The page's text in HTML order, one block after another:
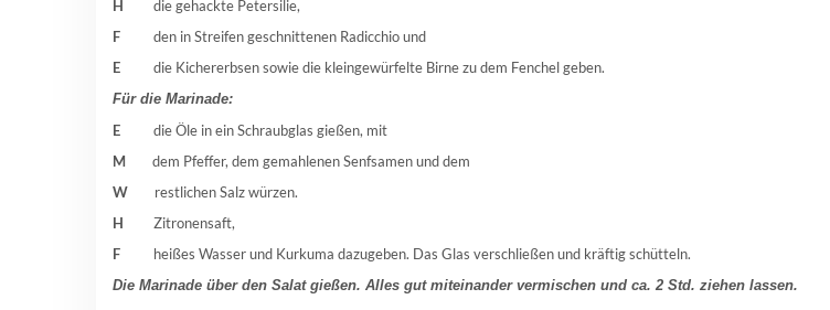
H die gehackte Petersilie,
F den in Streifen geschnittenen Radicchio und
E die Kichererbsen sowie die kleingewürfelte Birne zu dem Fenchel geben.
Für die Marinade:
E die Öle in ein Schraubglas gießen, mit
M dem Pfeffer, dem gemahlenen Senfsamen und dem
W restlichen Salz würzen.
H Zitronensaft,
F heißes Wasser und Kurkuma dazugeben. Das Glas verschließen und kräftig schütteln.
Die Marinade über den Salat gießen. Alles gut miteinander vermischen und ca. 2 Std. ziehen lassen.